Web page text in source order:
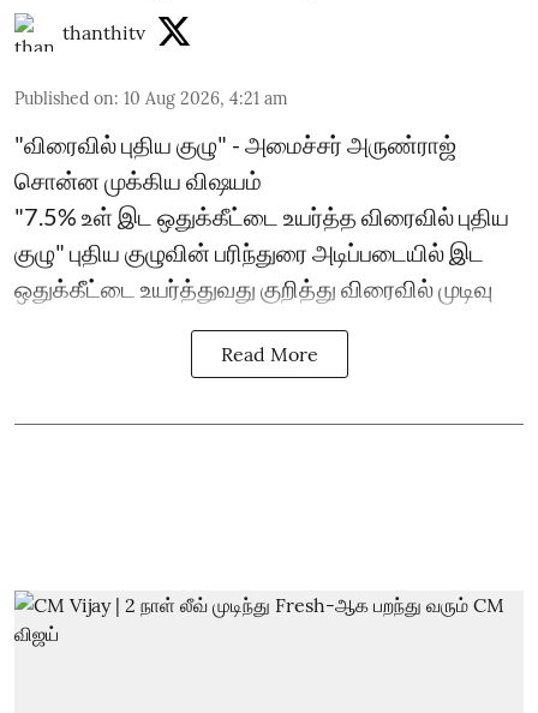
thanthitv
Published on: 10 Aug 2026, 4:21 am
"விரைவில் புதிய குழு" - அமைச்சர் அருண்ராஜ்
சொன்ன முக்கிய விஷயம்
"7.5% உள் இட ஒதுக்கீட்டை உயர்த்த விரைவில் புதிய
குழு" புதிய குழுவின் பரிந்துரை அடிப்படையில் இட
ஒதுக்கீட்டை உயர்த்துவது குறித்து விரைவில் முடிவு
Read More